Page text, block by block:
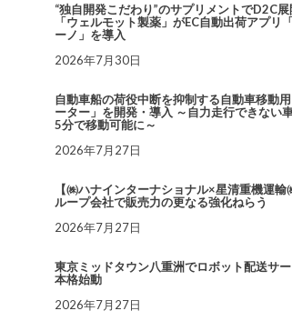
“独自開発こだわり”のサプリメントでD2C展
「ウェルモット製薬」がEC自動出荷アプリ
ーノ」を導入
2026年7月30日
自動車船の荷役中断を抑制する自動車移動
ーター」を開発・導入 ～自力走行できない
5分で移動可能に～
2026年7月27日
【㈱ハナインターナショナル×星清重機運輸
ループ会社で販売力の更なる強化ねらう
2026年7月27日
東京ミッドタウン八重洲でロボット配送サ
本格始動
2026年7月27日